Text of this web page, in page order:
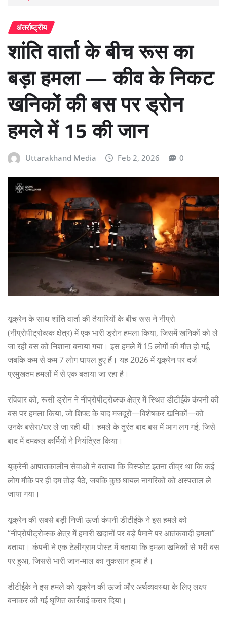
अंतर्राष्ट्रीय
शांति वार्ता के बीच रूस का
बड़ा हमला — कीव के निकट
खनिकों की बस पर ड्रोन
हमले में 15 की जान
Uttarakhand Media Feb 2, 2026 0
यूक्रेन के साथ शांति वार्ता की तैयारियों के बीच रूस ने नीप्रो
(नीप्रोपीट्रोव्स्क क्षेत्र) में एक भारी ड्रोन हमला किया, जिसमें खनिकों को ले
जा रही बस को निशाना बनाया गया। इस हमले में 15 लोगों की मौत हो गई,
जबकि कम से कम 7 लोग घायल हुए हैं। यह 2026 में यूक्रेन पर दर्ज
प्रमुखतम हमलों में से एक बताया जा रहा है।
रविवार को, रूसी ड्रोन ने नीप्रोपीट्रोव्स्क क्षेत्र में स्थित डीटीईके कंपनी की
बस पर हमला किया, जो शिफ्ट के बाद मजदूरों—विशेषकर खनिकों—को
उनके बसेरा/घर ले जा रही थी। हमले के तुरंत बाद बस में आग लग गई, जिसे
बाद में दमकल कर्मियों ने नियंत्रित किया।
यूक्रेनी आपातकालीन सेवाओं ने बताया कि विस्फोट इतना तीव्र था कि कई
लोग मौके पर ही दम तोड़ बैठे, जबकि कुछ घायल नागरिकों को अस्पताल ले
जाया गया।
यूक्रेन की सबसे बड़ी निजी ऊर्जा कंपनी डीटीईके ने इस हमले को
“नीप्रोपीट्रोव्स्क क्षेत्र में हमारी खदानों पर बड़े पैमाने पर आतंकवादी हमला”
बताया। कंपनी ने एक टेलीग्राम पोस्ट में बताया कि हमला खनिकों से भरी बस
पर हुआ, जिससे भारी जान-माल का नुकसान हुआ है।
डीटीईके ने इस हमले को यूक्रेन की ऊर्जा और अर्थव्यवस्था के लिए लक्ष्य
बनाकर की गई घृणित कार्रवाई करार दिया।